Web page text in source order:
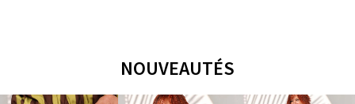
NOUVEAUTÉS